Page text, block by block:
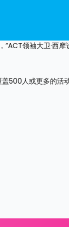
领袖大卫·西摩
500人或更多的活动